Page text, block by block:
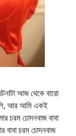
আজ থেকে বারো
আর আমি একই
চরম চোদনবাজ বাবা
চরম চোদনবাজ